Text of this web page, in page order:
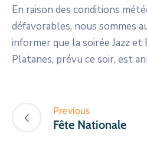
En raison des conditions
défavorables, nous sommes
informer que la soirée Jazz et
Platanes, prévu ce soir, est
Previous
Fête Nationale